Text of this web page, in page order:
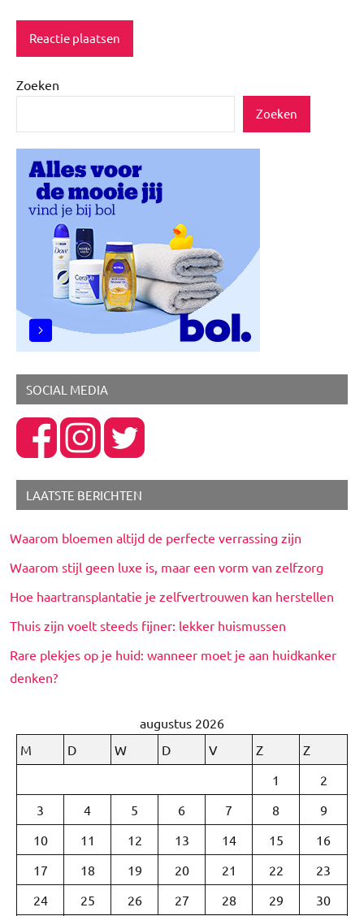
Zoeken
Zoeken
SOCIAL MEDIA
LAATSTE BERICHTEN
Waarom bloemen altijd de perfecte verrassing zijn
Waarom stijl geen luxe is, maar een vorm van zelfzorg
Hoe haartransplantatie je zelfvertrouwen kan herstellen
Thuis zijn voelt steeds fijner: lekker huismussen
Rare plekjes op je huid: wanneer moet je aan huidkanker
denken?
augustus 2026
M
D W D V Z
Z
1
2
3
4 5 6 7 8
9
10
11 12 13 14 15
16
17
18 19 20 21 22
23
24
25 26 27 28 29 30